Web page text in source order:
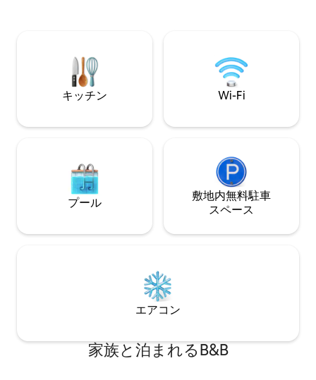
雇って料金を上げなければならないの
で、朝食は提供しません。ほとんどの人
はそのままの状態を好みます。ようこそ
我が家へ！
読みになり、ご自
確認してください
キッチン Wi-Fi
プール
敷地内無料駐⁠車
ス⁠ペ⁠ー⁠ス
エアコン
家族と泊まれるB&B